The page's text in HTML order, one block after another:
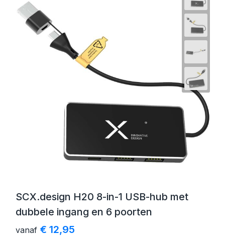
SCX.design H20 8-in-1 USB-hub met
dubbele ingang en 6 poorten
vanaf € 12,95